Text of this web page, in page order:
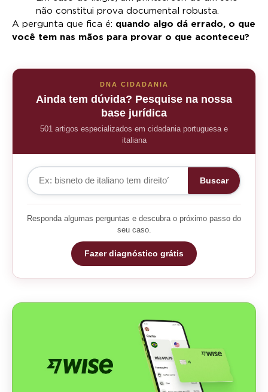
não constitui prova documental robusta.
A pergunta que fica é: quando algo dá errado, o que
você tem nas mãos para provar o que aconteceu?
DNA CIDADANIA
Ainda tem dúvida? Pesquise na nossa
base jurídica
501 artigos especializados em cidadania portuguesa e
italiana
Buscar
Responda algumas perguntas e descubra o próximo passo do
seu caso.
Fazer diagnóstico grátis